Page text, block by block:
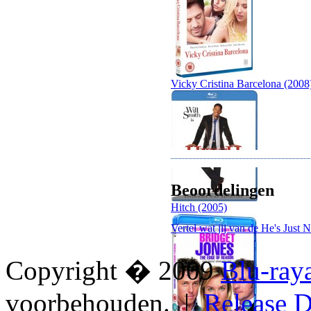
Vicky Cristina Barcelona
Hitch (2005)
Beoordelingen
Vertel wat jij van de He's Just
Copyright � 2009Blu-
voorbehouden. |Release